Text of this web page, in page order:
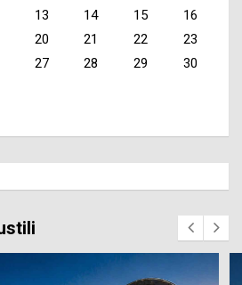
13 14 15
16
20 21 22
23
27 28 29
30